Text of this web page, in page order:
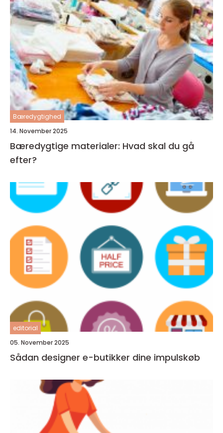
Bæredygtighed
14. November 2025
Bæredygtige materialer: Hvad skal du gå
efter?
editorial
05. November 2025
Sådan designer e-butikker dine impulskøb